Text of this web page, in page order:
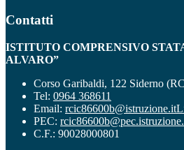
Contatti
ISTITUTO COMPRENSIVO
ALVARO”
Corso Garibaldi, 122 Siderno
Tel: 0964 368611
Email: rcic86600b@istruzione.it
PEC:
C.F.: 90028000801